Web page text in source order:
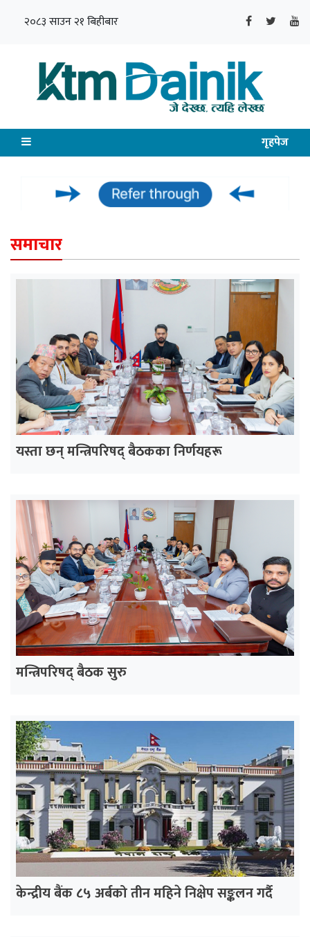
२०८३ साउन २१ बिहीबार
गृहपेज
समाचार
यस्ता छन् मन्त्रिपरिषद् बैठकका निर्णयहरू
मन्त्रिपरिषद् बैठक सुरु
केन्द्रीय बैंक ८५ अर्बको तीन महिने निक्षेप सङ्कलन गर्दै